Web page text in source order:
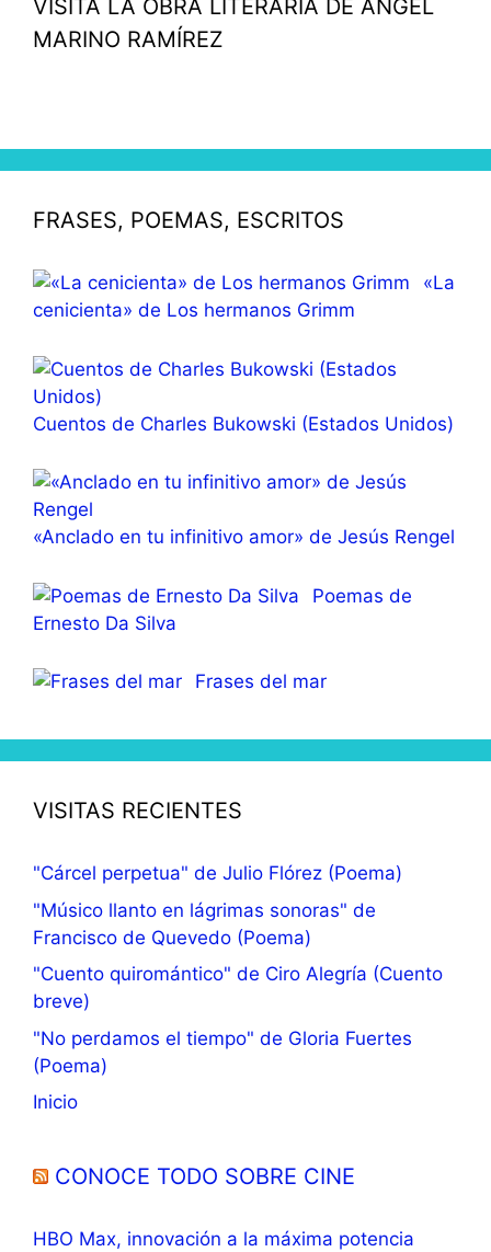
VISITA LA OBRA LITERARIA DE ÁNGEL
MARINO RAMÍREZ
FRASES, POEMAS, ESCRITOS
«La
cenicienta» de Los hermanos Grimm
Cuentos de Charles Bukowski (Estados Unidos)
«Anclado en tu infinitivo amor» de Jesús Rengel
Poemas de
Ernesto Da Silva
Frases del mar
VISITAS RECIENTES
"Cárcel perpetua" de Julio Flórez (Poema)
"Músico llanto en lágrimas sonoras" de
Francisco de Quevedo (Poema)
"Cuento quiromántico" de Ciro Alegría (Cuento
breve)
"No perdamos el tiempo" de Gloria Fuertes
(Poema)
Inicio
CONOCE TODO SOBRE CINE
HBO Max, innovación a la máxima potencia